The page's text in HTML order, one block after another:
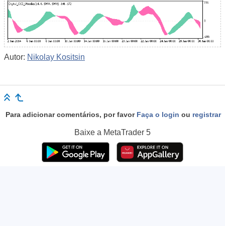
Autor: Nikolay Kositsin
Para adicionar comentários, por favor Faça o login ou registrar
Baixe a MetaTrader 5